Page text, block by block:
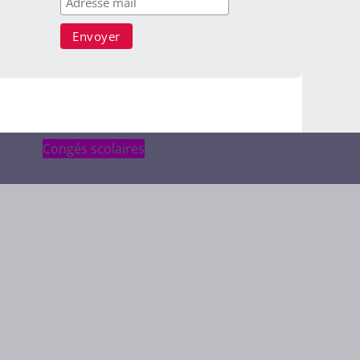
Congés scolaires